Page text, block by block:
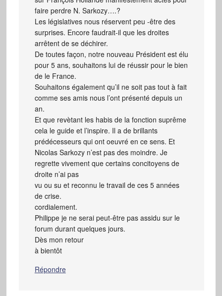
faire perdre N. Sarkozy….?
Les législatives nous réservent peu -être des
surprises. Encore faudrait-il que les droites
arrêtent de se déchirer.
De toutes façon, notre nouveau Président est élu
pour 5 ans, souhaitons lui de réussir pour le bien
de le France.
Souhaitons également qu’il ne soit pas tout à fait
comme ses amis nous l’ont présenté depuis un
an.
Et que revètant les habis de la fonction suprême
cela le guide et l’inspire. Il a de brillants
prédécesseurs qui ont oeuvré en ce sens. Et
Nicolas Sarkozy n’est pas des moindre. Je
regrette vivement que certains concitoyens de
droite n’ai pas
vu ou su et reconnu le travail de ces 5 années
de crise.
cordialement.
Philippe je ne serai peut-être pas assidu sur le
forum durant quelques jours.
Dès mon retour
à bientôt
Répondre